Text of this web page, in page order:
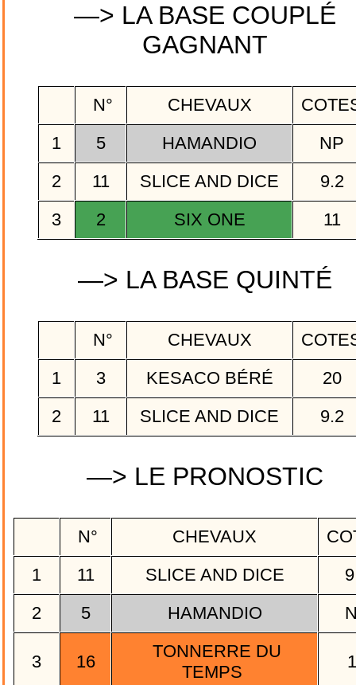
—> LA BASE COUPLÉ
GAGNANT
N° CHEVAUX
1
5 HAMANDIO
NP
2
11 SLICE AND DICE
9.2
3
2 SIX ONE 11
—> LA BASE QUINTÉ
N° CHEVAUX
1
3 KESACO BÉRÉ
20
2
11 SLICE AND DICE 9.2
—> LE PRONOSTIC
N° CHEVAUX
1
11 SLICE AND DICE
2
5 HAMANDIO
3 16
TONNERRE DU
TEMPS